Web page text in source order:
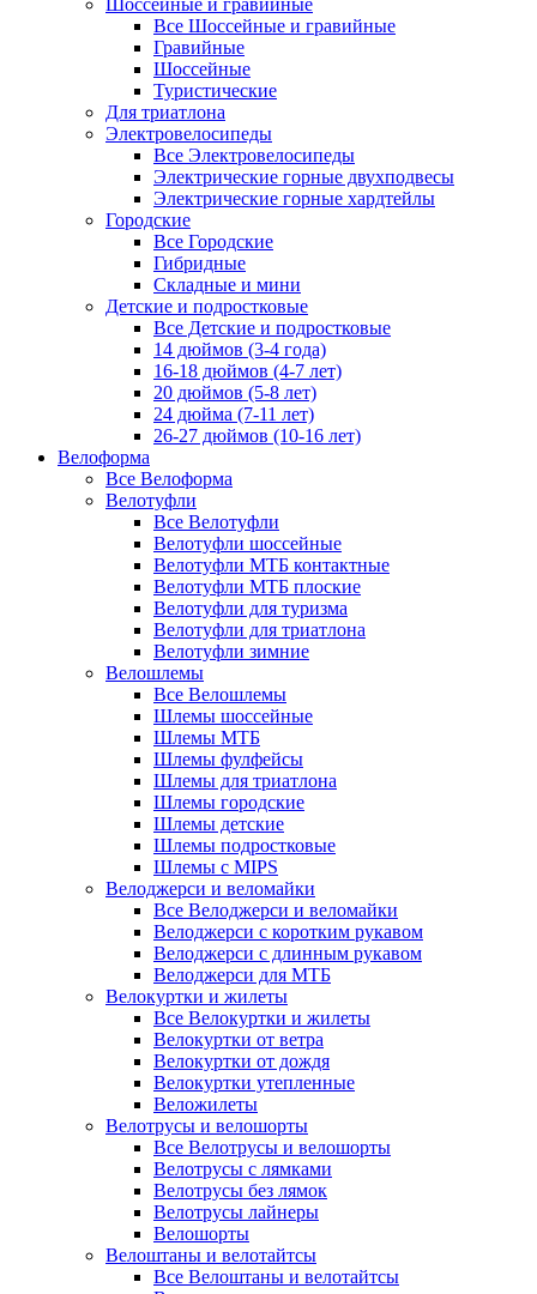
Шоссейные и гравийные
Все Шоссейные и гравийные
Гравийные
Шоссейные
Туристические
Для триатлона
Электровелосипеды
Все Электровелосипеды
Электрические горные двухподвесы
Электрические горные хардтейлы
Городские
Все Городские
Гибридные
Складные и мини
Детские и подростковые
Все Детские и подростковые
14 дюймов (3-4 года)
16-18 дюймов (4-7 лет)
20 дюймов (5-8 лет)
24 дюйма (7-11 лет)
26-27 дюймов (10-16 лет)
Велоформа
Все Велоформа
Велотуфли
Все Велотуфли
Велотуфли шоссейные
Велотуфли МТБ контактные
Велотуфли МТБ плоские
Велотуфли для туризма
Велотуфли для триатлона
Велотуфли зимние
Велошлемы
Все Велошлемы
Шлемы шоссейные
Шлемы МТБ
Шлемы фулфейсы
Шлемы для триатлона
Шлемы городские
Шлемы детские
Шлемы подростковые
Шлемы с MIPS
Велоджерси и веломайки
Все Велоджерси и веломайки
Велоджерси с коротким рукавом
Велоджерси с длинным рукавом
Велоджерси для МТБ
Велокуртки и жилеты
Все Велокуртки и жилеты
Велокуртки от ветра
Велокуртки от дождя
Велокуртки утепленные
Веложилеты
Велотрусы и велошорты
Все Велотрусы и велошорты
Велотрусы с лямками
Велотрусы без лямок
Велотрусы лайнеры
Велошорты
Велоштаны и велотайтсы
Все Велоштаны и велотайтсы